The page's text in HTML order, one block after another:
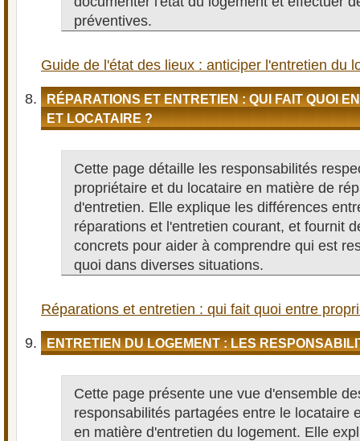
préventives.
Guide de l'état des lieux : anticiper l'entretien du
RÉPARATIONS ET ENTRETIEN : QUI FAIT QUOI
ET LOCATAIRE ?
Cette page détaille les responsabilités
propriétaire et du locataire en matière de
d'entretien. Elle explique les différences
réparations et l'entretien courant, et fournit
concrets pour aider à comprendre qui est
quoi dans diverses situations.
Réparations et entretien : qui fait quoi entre
ENTRETIEN DU LOGEMENT : LES
Cette page présente une vue d'ensemble
responsabilités partagées entre le locataire
en matière d'entretien du logement. Elle